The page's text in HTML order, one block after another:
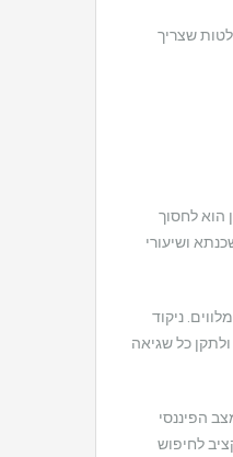
שצריך
הוא לחסוך
המשכנתא ושיעורי
ניקוד
ולתקן כל שגיאה
הפיננסי
לחיפוש